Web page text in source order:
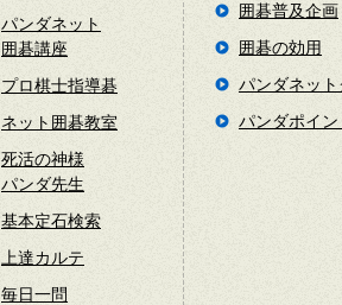
パンダネット
囲碁講座
プロ棋士指導碁
ネット囲碁教室
死活の神様
パンダ先生
基本定石検索
上達カルテ
毎日一問
囲碁普及企画
囲碁の効用
パンダネッ
パンダポイン